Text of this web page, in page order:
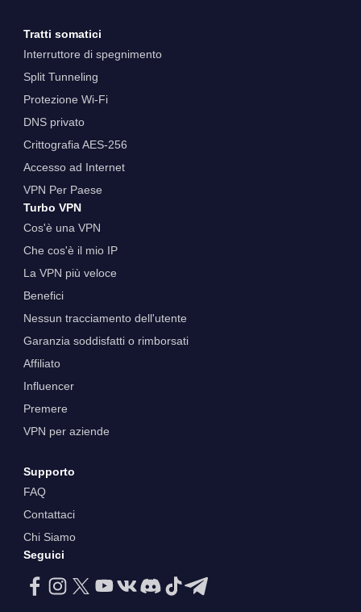
Tratti somatici
Interruttore di spegnimento
Split Tunneling
Protezione Wi-Fi
DNS privato
Crittografia AES-256
Accesso ad Internet
VPN Per Paese
Turbo VPN
Cos'è una VPN
Che cos'è il mio IP
La VPN più veloce
Benefici
Nessun tracciamento dell'utente
Garanzia soddisfatti o rimborsati
Affiliato
Influencer
Premere
VPN per aziende
Supporto
FAQ
Contattaci
Chi Siamo
Seguici